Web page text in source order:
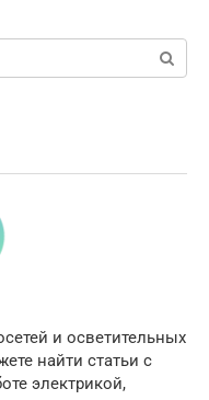
и осветительных
найти статьи с
электрикой,